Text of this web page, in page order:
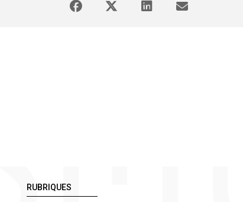
RUBRIQUES